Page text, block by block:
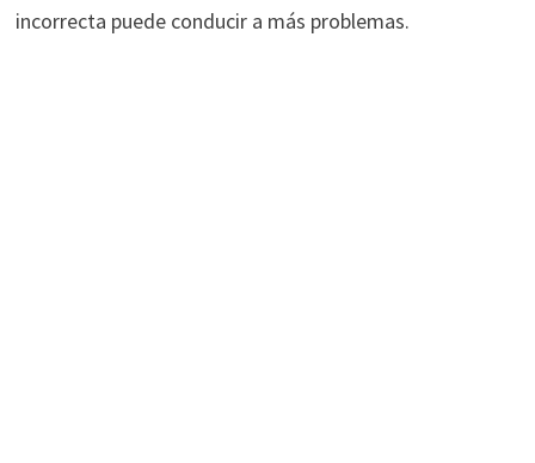
incorrecta puede conducir a más problemas.